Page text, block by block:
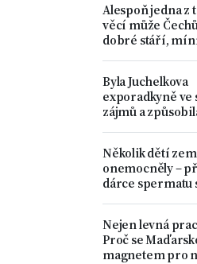
Alespoň jedna z
věcí může
dobré stáří,
Byla Juchelkova
exporadkyně ve
zájmů a
ministr
Několik dětí
onemocněly –
dárce spermatu
Nejen levná
Proč se
magnetem pro